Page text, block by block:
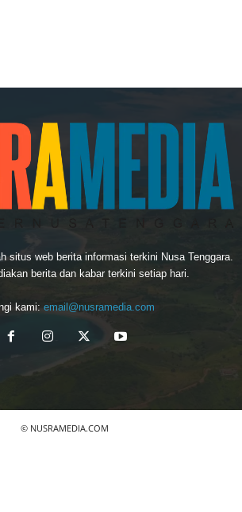
situs web berita informasi terkini Nusa Tenggara.
berita dan kabar terkini setiap hari.
kami: email@nusramedia.com
© NUSRAMEDIA.COM